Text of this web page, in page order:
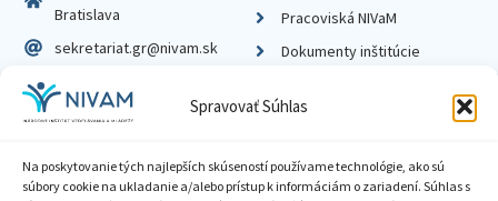
Spravovať Súhlas
Na poskytovanie tých najlepších skúseností používame technológie, ako sú
súbory cookie na ukladanie a/alebo prístup k informáciám o zariadení. Súhlas s
Bratislava
sekretariat.gr@nivam.sk
IČO: 00164348
DIČ: 2020798714
Pracoviská NIVaM
Dokumenty inštitúcie